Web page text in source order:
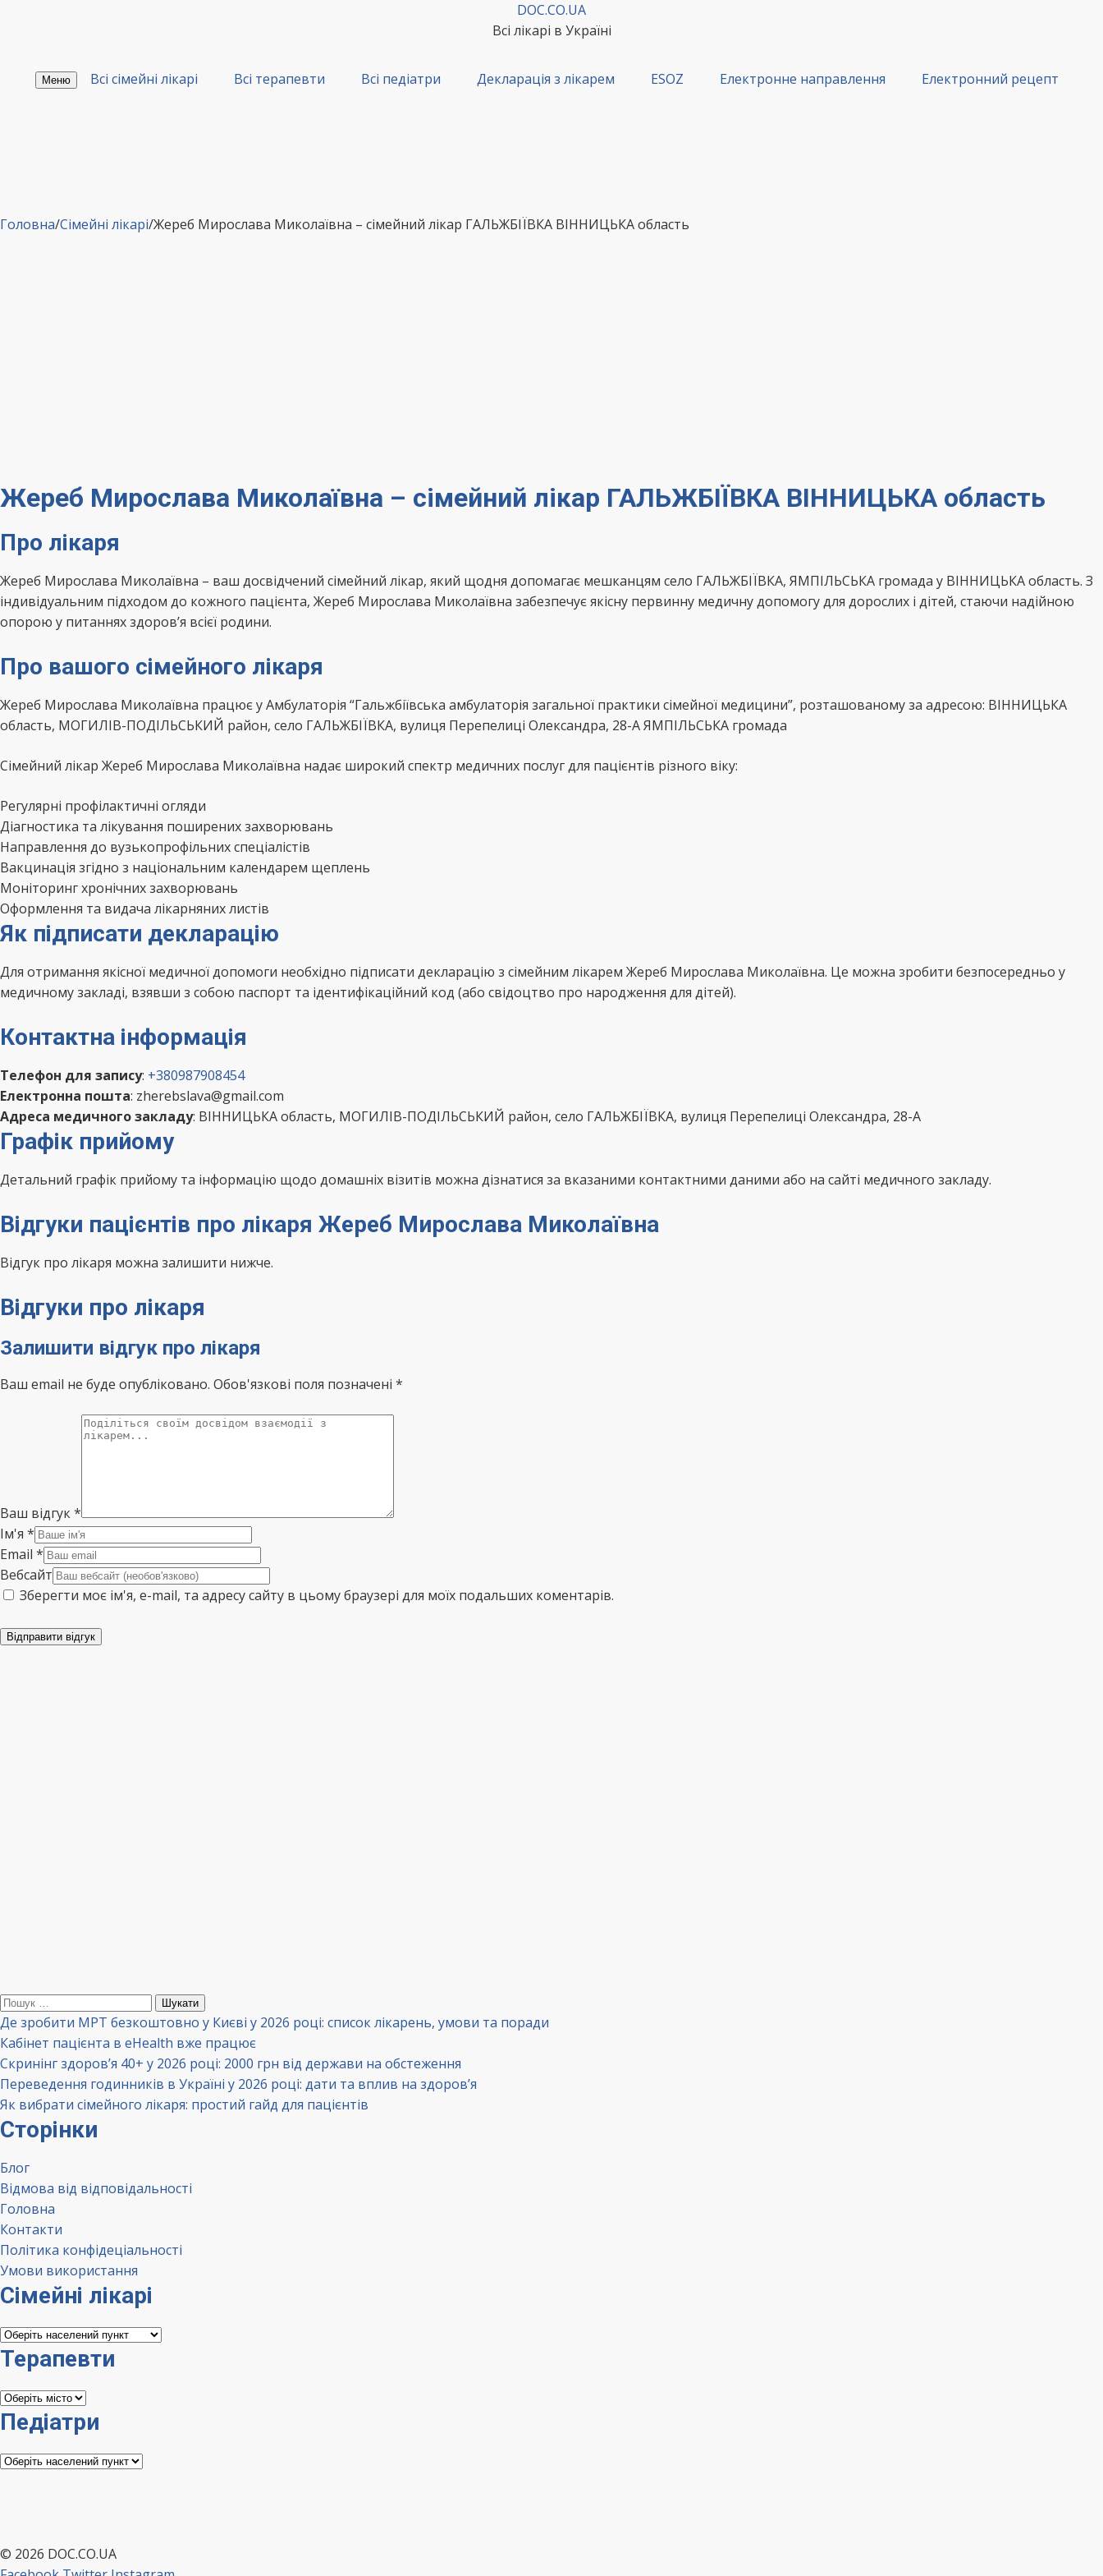
DOC.CO.UA
Всі лікарі в Україні
Меню Всі сімейні лікарі Всі терапевти Всі педіатри Декларація з лікарем ESOZ Електронне направлення Електронний рецепт
Головна/Сімейні лікарі/Жереб Мирослава Миколаївна – сімейний лікар ГАЛЬЖБІЇВКА ВІННИЦЬКА область
Жереб Мирослава Миколаївна – сімейний лікар ГАЛЬЖБІЇВКА ВІННИЦЬКА область
Про лікаря
Жереб Мирослава Миколаївна – ваш досвідчений сімейний лікар, який щодня допомагає мешканцям село ГАЛЬЖБІЇВКА, ЯМПІЛЬСЬКА громада у ВІННИЦЬКА область. З
індивідуальним підходом до кожного пацієнта, Жереб Мирослава Миколаївна забезпечує якісну первинну медичну допомогу для дорослих і дітей, стаючи надійною
опорою у питаннях здоров’я всієї родини.
Про вашого сімейного лікаря
Жереб Мирослава Миколаївна працює у Амбулаторія “Гальжбіївська амбулаторія загальної практики сімейної медицини”, розташованому за адресою: ВІННИЦЬКА
область, МОГИЛІВ-ПОДІЛЬСЬКИЙ район, село ГАЛЬЖБІЇВКА, вулиця Перепелиці Олександра, 28-А ЯМПІЛЬСЬКА громада
Сімейний лікар Жереб Мирослава Миколаївна надає широкий спектр медичних послуг для пацієнтів різного віку:
Регулярні профілактичні огляди
Діагностика та лікування поширених захворювань
Направлення до вузькопрофільних спеціалістів
Вакцинація згідно з національним календарем щеплень
Моніторинг хронічних захворювань
Оформлення та видача лікарняних листів
Як підписати декларацію
Для отримання якісної медичної допомоги необхідно підписати декларацію з сімейним лікарем Жереб Мирослава Миколаївна. Це можна зробити безпосередньо у
медичному закладі, взявши з собою паспорт та ідентифікаційний код (або свідоцтво про народження для дітей).
Контактна інформація
Телефон для запису: +380987908454
Електронна пошта: zherebslava@gmail.com
Адреса медичного закладу: ВІННИЦЬКА область, МОГИЛІВ-ПОДІЛЬСЬКИЙ район, село ГАЛЬЖБІЇВКА, вулиця Перепелиці Олександра, 28-А
Графік прийому
Детальний графік прийому та інформацію щодо домашніх візитів можна дізнатися за вказаними контактними даними або на сайті медичного закладу.
Відгуки пацієнтів про лікаря Жереб Мирослава Миколаївна
Відгук про лікаря можна залишити нижче.
Відгуки про лікаря
Залишити відгук про лікаря
Ваш email не буде опубліковано. Обов'язкові поля позначені *
Ваш відгук*
Ім'я *
Email *
Вебсайт
Зберегти моє ім'я, e-mail, та адресу сайту в цьому браузері для моїх подальших коментарів.
Відправити відгук
Пошук:
Де зробити МРТ безкоштовно у Києві у 2026 році: список лікарень, умови та поради
Кабінет пацієнта в eHealth вже працює
Скринінг здоров’я 40+ у 2026 році: 2000 грн від держави на обстеження
Переведення годинників в Україні у 2026 році: дати та вплив на здоров’я
Як вибрати сімейного лікаря: простий гайд для пацієнтів
Сторінки
Блог
Відмова від відповідальності
Головна
Контакти
Політика конфідеціальності
Умови використання
Сімейні лікарі
Сімейні
лікарі
Терапевти
Терапевти
Педіатри
Педіатри
© 2026 DOC.CO.UA